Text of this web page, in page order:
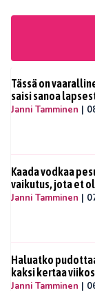
Tässä on
saisi sanoa
Janni Tamminen |
Kaada vodkaa
vaikutus, jota et
Janni Tamminen |
Haluatko
kaksi kertaa
Janni Tamminen |